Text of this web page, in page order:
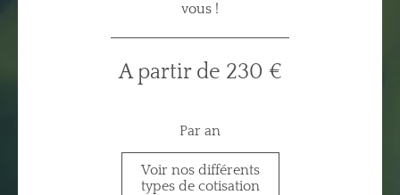
vous !
A partir de 230 €
Par an
Voir nos différents
types de cotisation